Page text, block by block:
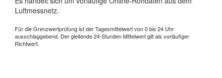
Luftmessnetz.
Für die Grenzwertprüfung ist der Tagesmittelwert von 0 bis 24 Uhr
ausschlaggebend. Der gleitende 24-Stunden Mittelwert gilt als vorläufiger
Richtwert.